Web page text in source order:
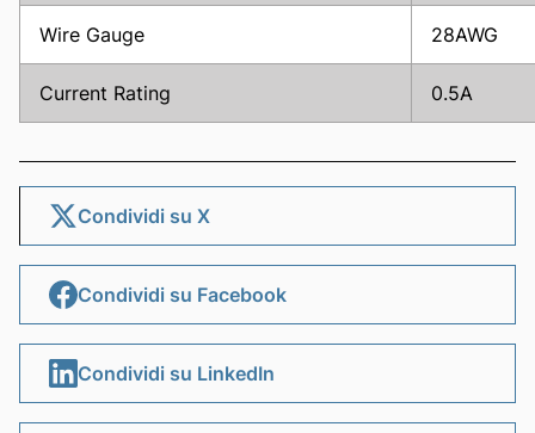
Wire Gauge 28AWG
Current Rating 0.5A
Condividi su X
Condividi su Facebook
Condividi su LinkedIn